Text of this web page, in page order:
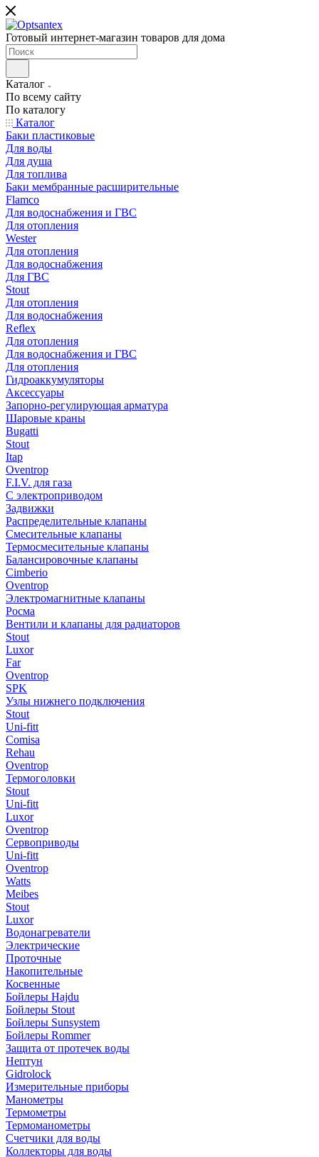
Готовый интернет-магазин товаров для дома
Каталог
По всему сайту
По каталогу
Каталог
Баки пластиковые
Для воды
Для душа
Для топлива
Баки мембранные расширительные
Flamco
Для водоснабжения и ГВС
Для отопления
Wester
Для отопления
Для водоснабжения
Для ГВС
Stout
Для отопления
Для водоснабжения
Reflex
Для отопления
Для водоснабжения и ГВС
Для отопления
Гидроаккумуляторы
Аксессуары
Запорно-регулирующая арматура
Шаровые краны
Bugatti
Stout
Itap
Oventrop
F.I.V. для газа
С электроприводом
Задвижки
Распределительные клапаны
Cмесительные клапаны
Термосмесительные клапаны
Балансировочные клапаны
Cimberio
Oventrop
Электромагнитные клапаны
Росма
Вентили и клапаны для радиаторов
Stout
Luxor
Far
Oventrop
SPK
Узлы нижнего подключения
Stout
Uni-fitt
Comisa
Rehau
Oventrop
Термоголовки
Stout
Uni-fitt
Luxor
Oventrop
Сервоприводы
Uni-fitt
Oventrop
Watts
Meibes
Stout
Luxor
Водонагреватели
Электрические
Проточные
Накопительные
Косвенные
Бойлеры Hajdu
Бойлеры Stout
Бойлеры Sunsystem
Бойлеры Rommer
Защита от протечек воды
Нептун
Gidrolock
Измерительные приборы
Манометры
Термометры
Термоманометры
Счетчики для воды
Коллекторы для воды